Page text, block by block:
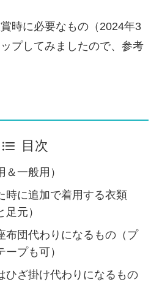
時に必要なもの（2024年3
プしてみましたので、参考
目次
一般用）
時に追加で着用する衣類
足元）
布団代わりになるもの（プ
プも可）
ひざ掛け代わりになるもの